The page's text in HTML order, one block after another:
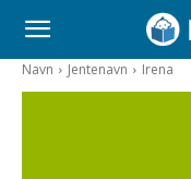
Navn Jentenavn Irena